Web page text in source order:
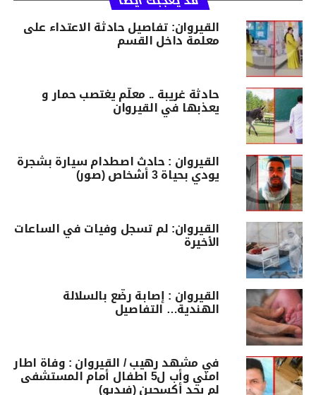
القيروان: تفاصيل حادثة الاعتداء على
معلمة داخل القسم
حادثة غريبة .. معلّم يغتصب حمار و
يعذبها في القيروان
القيروان : حادث اصطدام سيارة بشجرة
يودي بحياة 3 أشخاص (صور)
القيروان: لم تسجل وفيات في الساعات
الأخيرة
القيروان : إصابة رضّع بالسلالة
الهندية… التفاصيل
في مشهد رهيب / القيروان : وفاة اطار
امني وأب ل5 اطفال أمام المستشفى
لم يجد أكسجين (فيديو)